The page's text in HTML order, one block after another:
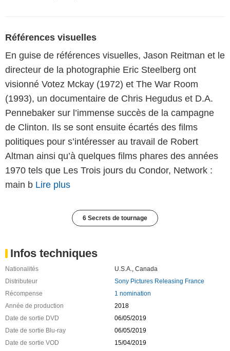
Références visuelles
En guise de références visuelles, Jason Reitman et le
directeur de la photographie Eric Steelberg ont
visionné Votez Mckay (1972) et The War Room
(1993), un documentaire de Chris Hegudus et D.A.
Pennebaker sur l’immense succès de la campagne
de Clinton. Ils se sont ensuite écartés des films
politiques pour s’intéresser au travail de Robert
Altman ainsi qu’à quelques films phares des années
1970 tels que Les Trois jours du Condor, Network :
main b Lire plus
6 Secrets de tournage
Infos techniques
Nationalités U.S.A., Canada
Distributeur
Sony Pictures Releasing France
Récompense
1 nomination
Année de production
2018
Date de sortie DVD
06/05/2019
Date de sortie Blu-ray
06/05/2019
Date de sortie VOD
15/04/2019